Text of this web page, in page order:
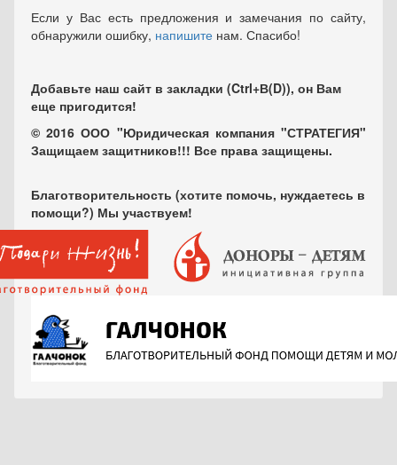
Если у Вас есть предложения и замечания по сайту,
обнаружили ошибку, напишите нам. Спасибо!
Добавьте наш сайт в закладки (Ctrl+В(D)), он Вам
еще пригодится!
© 2016 ООО "Юридическая компания "СТРАТЕГИЯ"
Защищаем защитников!!! Все права защищены.
Благотворительность (хотите помочь, нуждаетесь в
помощи?) Мы участвуем!